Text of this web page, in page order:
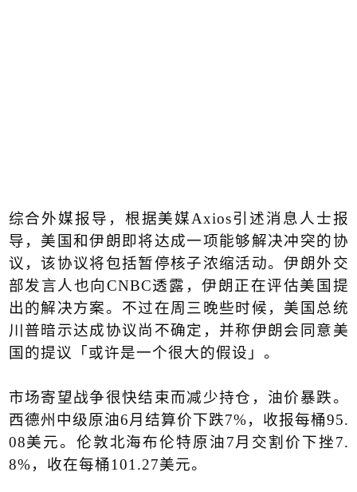
综合外媒报导，根据美媒Axios引述消息人士报
导，美国和伊朗即将达成一项能够解决冲突的协
议，该协议将包括暂停核子浓缩活动。伊朗外交
部发言人也向CNBC透露，伊朗正在评估美国提
出的解决方案。不过在周三晚些时候，美国总统
川普暗示达成协议尚不确定，并称伊朗会同意美
国的提议「或许是一个很大的假设」。
市场寄望战争很快结束而减少持仓，油价暴跌。
西德州中级原油6月结算价下跌7%，收报每桶95.
08美元。伦敦北海布伦特原油7月交割价下挫7.
8%，收在每桶101.27美元。